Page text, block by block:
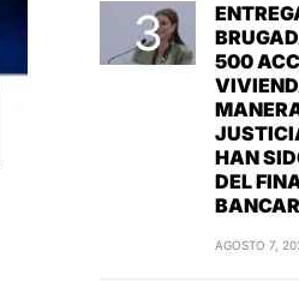
500
HAN
DEL
AGOSTO 7,